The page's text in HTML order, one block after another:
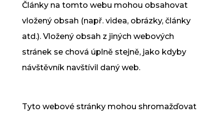
Články na tomto webu mohou obsahovat
vložený obsah (např. videa, obrázky, články
atd.). Vložený obsah z jiných webových
stránek se chová úplně stejně, jako kdyby
návštěvník navštívil daný web.
Tyto webové stránky mohou shromažďovat